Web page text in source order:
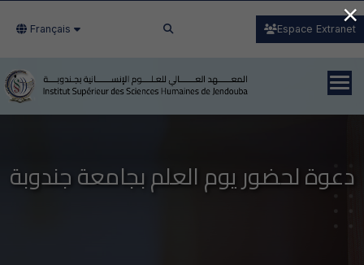
Français Espace Extranet
دعوة لحضور يوم العلم بجامعة جندوبة
×